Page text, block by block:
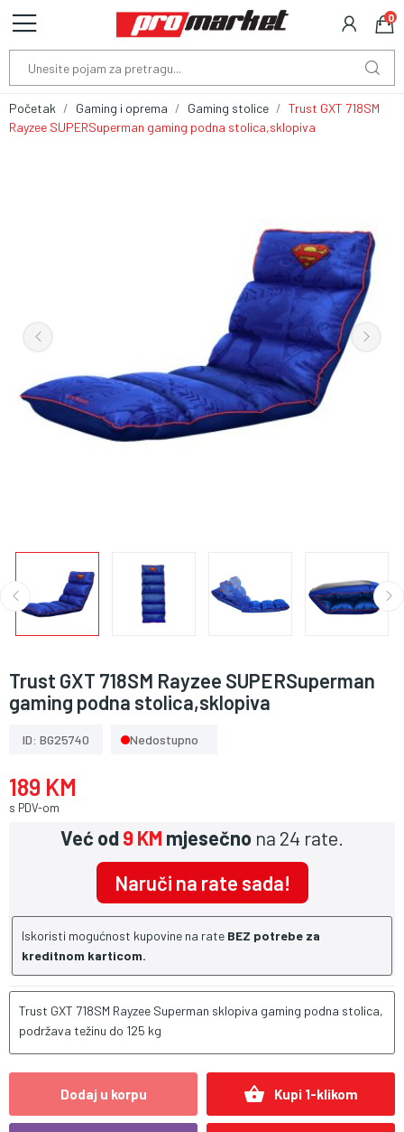
0
Početak Gaming i oprema Gaming stolice
Trust GXT 718SM
Rayzee SUPERSuperman gaming podna stolica,sklopiva
Trust GXT 718SM Rayzee SUPERSuperman
gaming podna stolica,sklopiva
ID: BG25740 Nedostupno
189 KM
s PDV-om
Već od9 KM mjesečno na 24 rate.
Naruči na rate sada!
Iskoristi mogućnost kupovine na rate BEZ potrebe za
kreditnom karticom.
Trust GXT 718SM Rayzee Superman sklopiva gaming podna stolica,
podržava težinu do 125 kg
Dodaj u korpu shopping_basket Kupi 1-klikom